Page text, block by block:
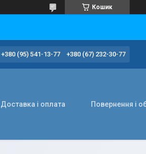
Кошик
+380 (95) 541-13-77 +380 (67) 232-30-77
Доставка і оплата Повернення і